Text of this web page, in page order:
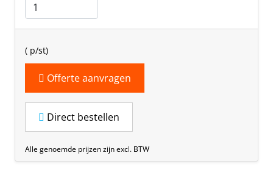
( p/st)
Offerte aanvragen
Direct bestellen
Alle genoemde prijzen zijn excl. BTW